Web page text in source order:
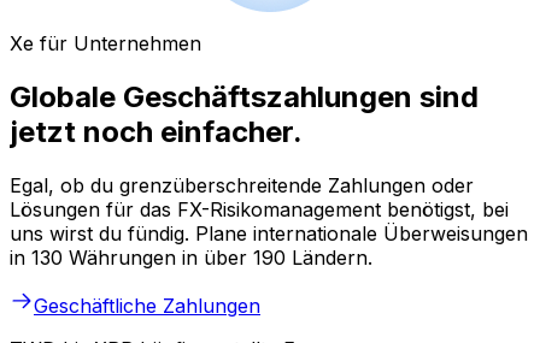
Xe für Unternehmen
Globale Geschäftszahlungen sind
jetzt noch einfacher.
Egal, ob du grenzüberschreitende Zahlungen oder
Lösungen für das FX-Risikomanagement benötigst, bei
uns wirst du fündig. Plane internationale Überweisungen
in 130 Währungen in über 190 Ländern.
Geschäftliche Zahlungen